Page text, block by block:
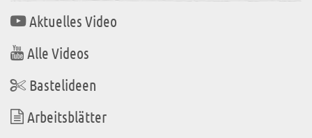
Aktuelles Video
Alle Videos
Bastelideen
Arbeitsblätter